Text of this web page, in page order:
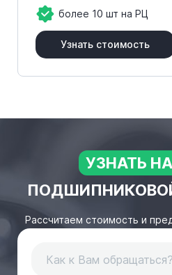
более 10 шт на РЦ
Узнать стоимость
УЗНАТЬ
Рассчитаем стоимость и